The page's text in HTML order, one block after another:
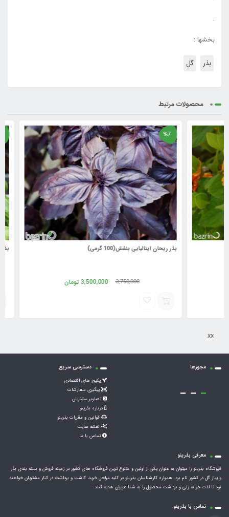
.
بخشها :
بذر گل
محصولات مرتبط
بذر ریحان ایتالیایی بنفش(100 گرمی)
3,750,000
3,500,000 تومان
%7
بذر ریحان
%7
xx
مجوزها دسترسی سریع
پکیج های اقتصادی
پیگیری سفارشات
تصاویر مشتریان
درباره بذرینو
قوانین و مقررات بذرینو
نقشه سایت
تماس با ما
معرفی بذرینو
فروشگاه بذرینو را میتوان به عنوان یکی از اولین و متنوع ترین فروشگاه های کشور در زمینه فروش و بسته بندی بذر
و پیاز گل در کشور نام برد. همواره کارشناسان بذرینو در کلیه مراحل خرید، کاشت و برداشت در کنار مشتریان خواهند
بود تا لذت جوانه زنی و برداشت محصول را به شما عزیزان هدیه کنند.
تماس با بذرینو